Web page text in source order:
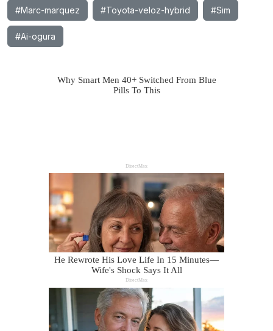
#Marc-marquez #Toyota-veloz-hybrid #Sim
#Ai-ogura